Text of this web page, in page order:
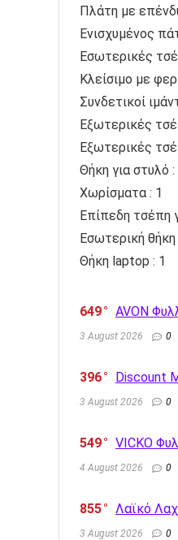
Πλάτη με
Ενισχυμένος
Εσωτερικές
Κλείσιμο με
Συνδετικοί
Εξωτερικές
Εξωτερικές
Θήκη για στυλό :
Χωρίσματα : 1
Επίπεδη τσέπη
Εσωτερική
Θήκη laptop : 1
649 AVON
3 August 2026 0
396 Discount
3 August 2026 0
549 VICKO
4 August 2026 0
855 Λαϊκό
3 August 2026 0